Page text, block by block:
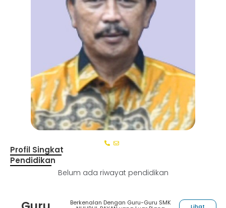
Profil Singkat
Pendidikan
Belum ada riwayat pendidikan
Berkenalan Dengan Guru-Guru SMK